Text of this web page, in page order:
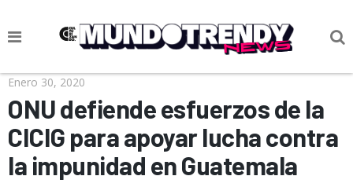
NOTICIAS
CULTURA POP
CIENCIA Y TECNOLOGÍA
VIDA
Enero 30, 2020
ONU defiende esfuerzos de la
CICIG para apoyar lucha contra
la impunidad en Guatemala